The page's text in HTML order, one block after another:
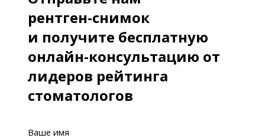
гребни, межзубные амбразуры
2015 - Philips ZOOM! Современные
системы отбеливания зубов. Новое в
отбеливании
поля: относительные и абсолютные.
рентген-снимок
и получите бесплатную
онлайн-консультацию от
лидеров рейтинга
стоматологов
Ваше имя